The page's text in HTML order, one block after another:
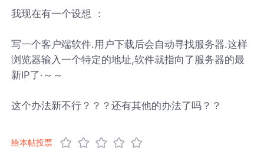
我现在有一个设想 ：
写一个客户端软件.用户下载后会自动寻找服务器.这样
浏览器输入一个特定的地址,软件就指向了服务器的最
新IP了·～～
这个办法新不行？？？还有其他的办法了吗？？
给本帖投票